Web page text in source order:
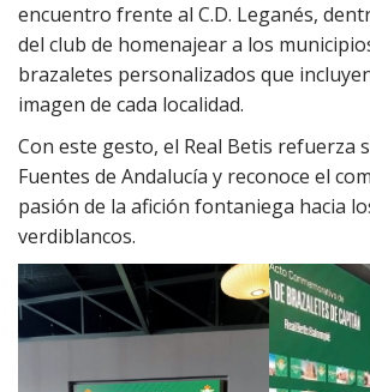
encuentro frente al C.D. Leganés,
del club de homenajear a los
brazaletes personalizados que
imagen de cada localidad.
Con este gesto, el Real Betis refuerza
Fuentes de Andalucía y reconoce el
pasión de la afición fontaniega hacia
verdiblancos.